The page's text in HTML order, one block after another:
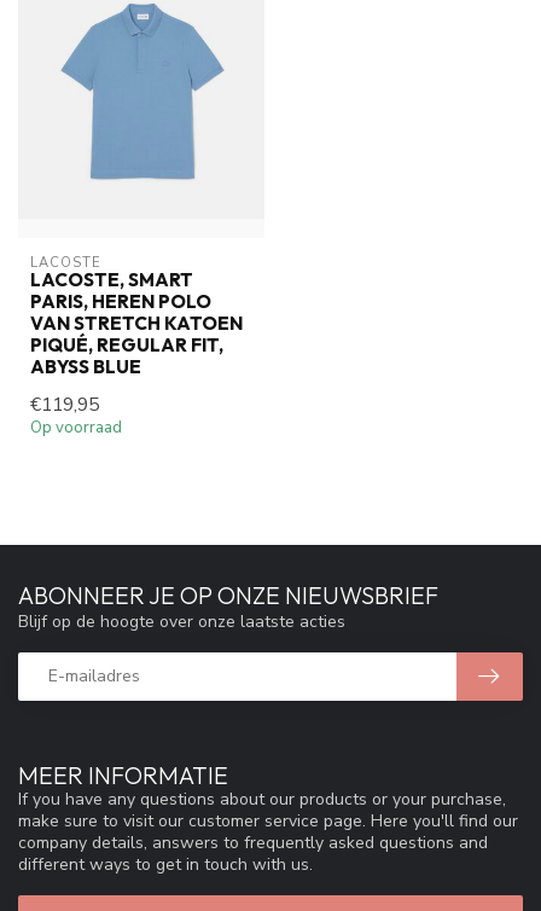
LACOSTE
LACOSTE, SMART
PARIS, HEREN POLO
VAN STRETCH KATOEN
PIQUÉ, REGULAR FIT,
ABYSS BLUE
€119,95
Op voorraad
MEER INFORMATIE
If you have any questions about our products or your purchase,
make sure to visit our customer service page. Here you'll find our
company details, answers to frequently asked questions and
different ways to get in touch with us.
ABONNEER JE OP ONZE NIEUWSBRIEF
Blijf op de hoogte over onze laatste acties